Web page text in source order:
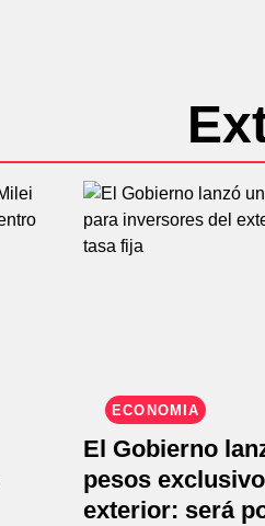
ECONOMÍA
El Gobierno
pesos
exterior: será